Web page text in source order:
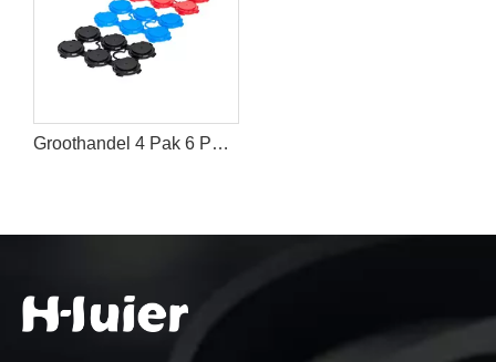
Groothandel 4 Pak 6 Pak Plastiek Bierblikhouer Draer